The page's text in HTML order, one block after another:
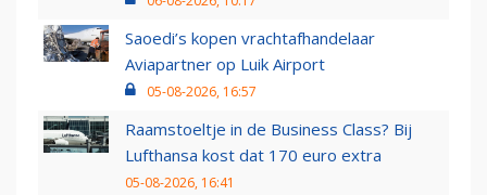
Saoedi’s kopen vrachtafhandelaar
Aviapartner op Luik Airport
05-08-2026, 16:57
Raamstoeltje in de Business Class? Bij
Lufthansa kost dat 170 euro extra
05-08-2026, 16:41